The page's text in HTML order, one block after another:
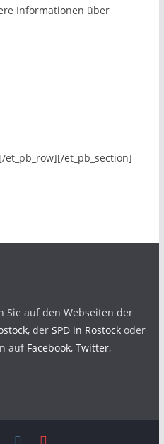
Informationen über
et_pb_section]
Sie auf den Webseiten der
, der SPD in Rostockoder
auf Facebook, Twitter,